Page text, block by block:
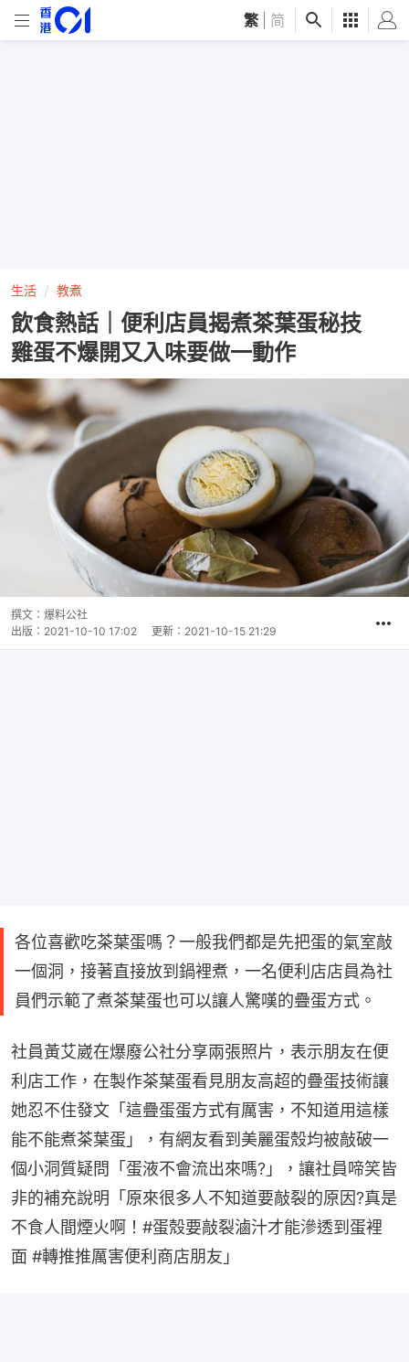
繁 简
生活 教煮
飲食熱話｜便利店員揭煮茶葉蛋秘技
雞蛋不爆開又入味要做一動作
撰文： 爆料公社
出版： 2021-10-10 17:02 更新： 2021-10-15 21:29
各位喜歡吃茶葉蛋嗎？一般我們都是先把蛋的氣室敲
一個洞，接著直接放到鍋裡煮，一名便利店店員為社
員們示範了煮茶葉蛋也可以讓人驚嘆的疊蛋方式。
社員黃艾崴在爆廢公社分享兩張照片，表示朋友在便
利店工作，在製作茶葉蛋看見朋友高超的疊蛋技術讓
她忍不住發文「這疊蛋蛋方式有厲害，不知道用這樣
能不能煮茶葉蛋」，有網友看到美麗蛋殼均被敲破一
個小洞質疑問「蛋液不會流出來嗎?」，讓社員啼笑皆
非的補充說明「原來很多人不知道要敲裂的原因?真是
不食人間煙火啊！#蛋殼要敲裂滷汁才能滲透到蛋裡
面 #轉推推厲害便利商店朋友」